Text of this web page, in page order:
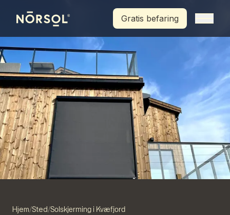
Gratis befaring
Hjem/Sted/Solskjerming i Kvæfjord